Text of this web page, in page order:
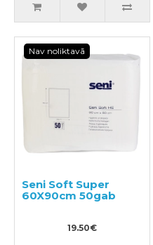
Nav noliktavā
Seni Soft Super
60X90cm 50gab
19.50€